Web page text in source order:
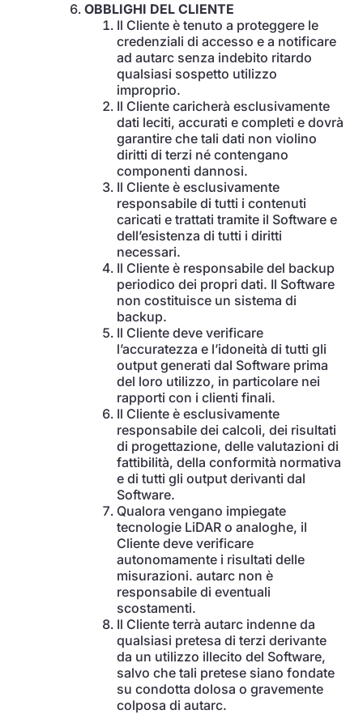
OBBLIGHI DEL CLIENTE
Il Cliente è tenuto a proteggere le
credenziali di accesso e a notificare
ad autarc senza indebito ritardo
qualsiasi sospetto utilizzo
improprio.
Il Cliente caricherà esclusivamente
dati leciti, accurati e completi e dovrà
garantire che tali dati non violino
diritti di terzi né contengano
componenti dannosi.
Il Cliente è esclusivamente
responsabile di tutti i contenuti
caricati e trattati tramite il Software e
dell’esistenza di tutti i diritti
necessari.
Il Cliente è responsabile del backup
periodico dei propri dati. Il Software
non costituisce un sistema di
backup.
Il Cliente deve verificare
l’accuratezza e l’idoneità di tutti gli
output generati dal Software prima
del loro utilizzo, in particolare nei
rapporti con i clienti finali.
Il Cliente è esclusivamente
responsabile dei calcoli, dei risultati
di progettazione, delle valutazioni di
fattibilità, della conformità normativa
e di tutti gli output derivanti dal
Software.
Qualora vengano impiegate
tecnologie LiDAR o analoghe, il
Cliente deve verificare
autonomamente i risultati delle
misurazioni. autarc non è
responsabile di eventuali
scostamenti.
Il Cliente terrà autarc indenne da
qualsiasi pretesa di terzi derivante
da un utilizzo illecito del Software,
salvo che tali pretese siano fondate
su condotta dolosa o gravemente
colposa di autarc.